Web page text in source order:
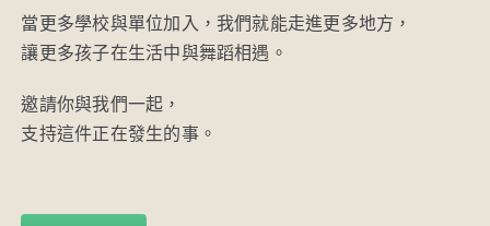
當更多學校與單位加入，我們就能走進更多地方，
讓更多孩子在生活中與舞蹈相遇。
邀請你與我們一起，
支持這件正在發生的事。